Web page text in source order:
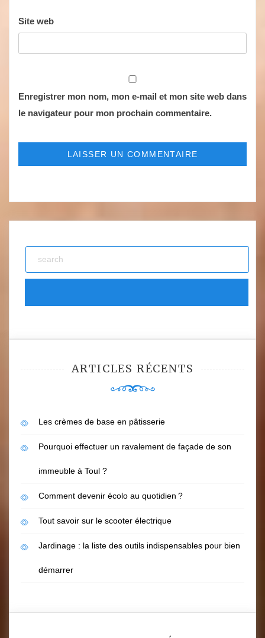
Site web
Enregistrer mon nom, mon e-mail et mon site web dans
le navigateur pour mon prochain commentaire.
ARTICLES RÉCENTS
Les crèmes de base en pâtisserie
Pourquoi effectuer un ravalement de façade de son
immeuble à Toul ?
Comment devenir écolo au quotidien ?
Tout savoir sur le scooter électrique
Jardinage : la liste des outils indispensables pour bien
démarrer